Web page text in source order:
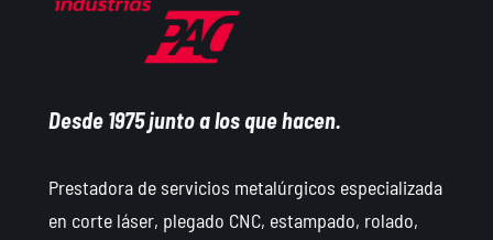
Desde 1975 junto a los que hacen.
Prestadora de servicios metalúrgicos especializada
en corte láser, plegado CNC, estampado, rolado,